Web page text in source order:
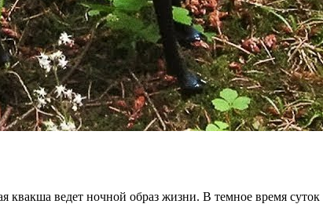
ведет ночной образ жизни. В темное время суток